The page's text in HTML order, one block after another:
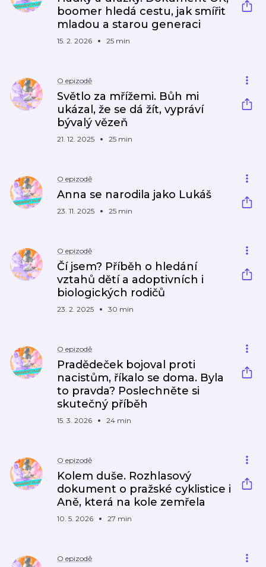
boomer hledá cestu, jak smířit
mladou a starou generaci
15. 2. 2026 25 min
O epizodě
Světlo za mřížemi. Bůh mi
ukázal, že se dá žít, vypráví
bývalý vězeň
21. 12. 2025 25 min
O epizodě
Anna se narodila jako Lukáš
23. 11. 2025 25 min
O epizodě
Čí jsem? Příběh o hledání
vztahů dětí a adoptivních i
biologických rodičů
23. 2. 2025 30 min
O epizodě
Pradědeček bojoval proti
nacistům, říkalo se doma. Byla
to pravda? Poslechněte si
skutečný příběh
15. 3. 2026 24 min
O epizodě
Kolem duše. Rozhlasový
dokument o pražské cyklistice i
Aně, která na kole zemřela
10. 5. 2026 27 min
O epizodě